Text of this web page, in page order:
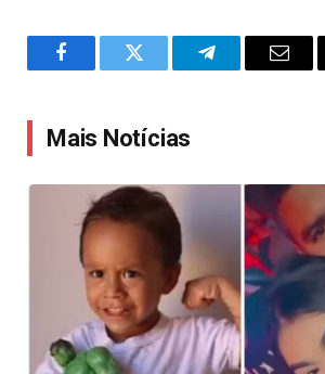
FacebookTwitter TelegramEmail
Mais Notícias